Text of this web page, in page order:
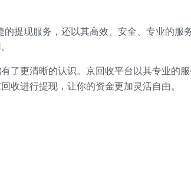
提现服务，还以其高效、安全、专业的
有了更清晰的认识。京回收平台以其专业的
收进行提现，让你的资金更加灵活自由。